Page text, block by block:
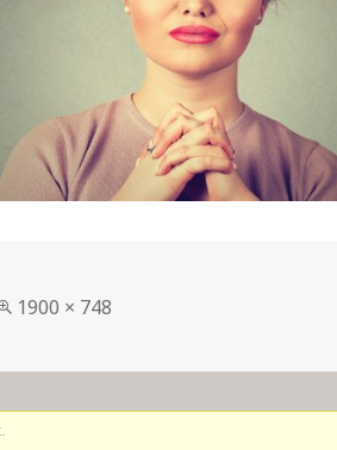
in
1900 × 748
.